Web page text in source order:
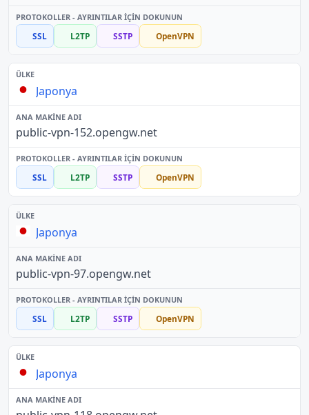
SSL L2TP SSTP OpenVPN
Japonya
public-vpn-152.opengw.net
SSL L2TP SSTP OpenVPN
Japonya
public-vpn-97.opengw.net
SSL L2TP SSTP OpenVPN
Japonya